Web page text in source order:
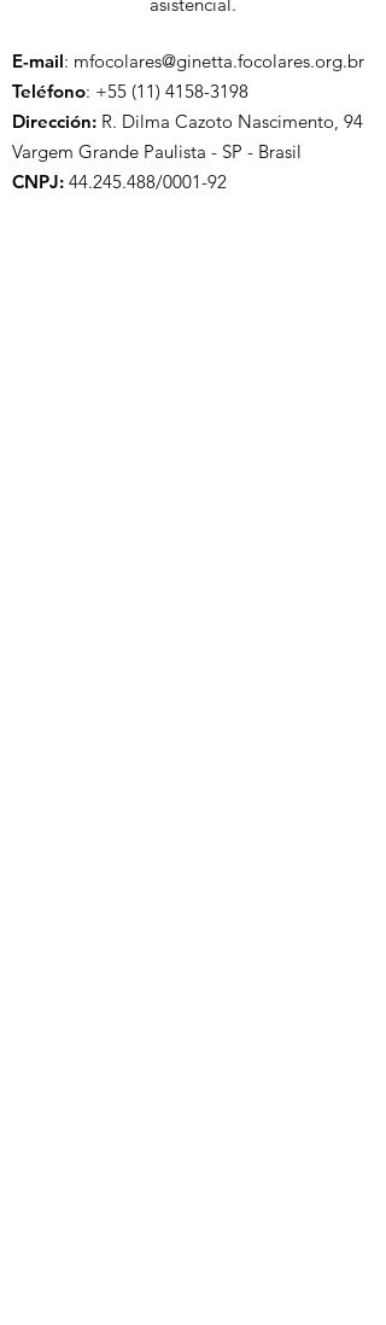
E-mail: mfocolares@ginetta.focolares.org.br
Teléfono: +55 (11) 4158-3198
Dirección: R. Dilma Cazoto Nascimento, 94
Vargem Grande Paulista - SP - Brasil
CNPJ: 44.245.488/0001-92